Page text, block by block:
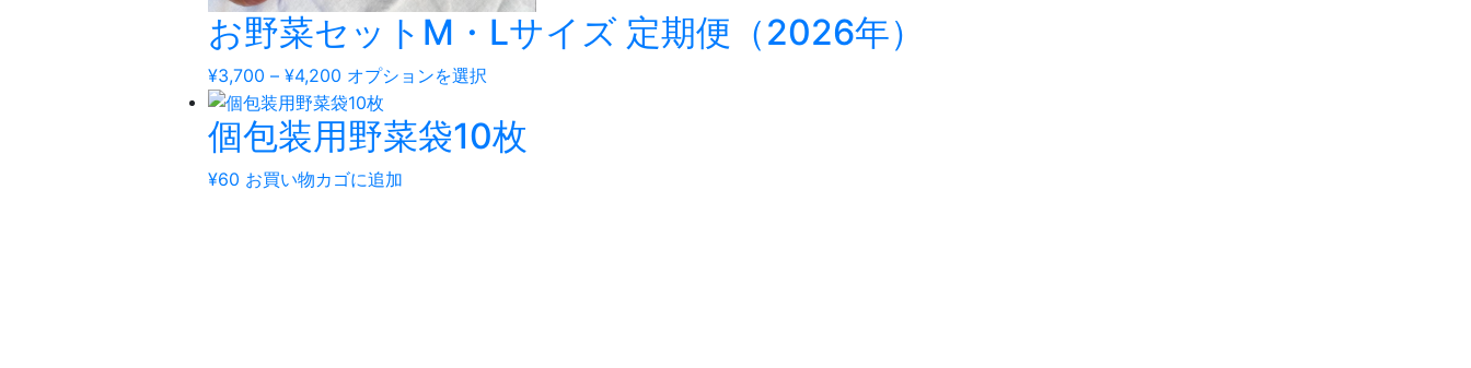
お野菜セットM・Lサイズ 定期便（2026年）
¥3,700 – ¥4,200 価
格
帯:
¥3,700
–
オプションを選択
商
品
個包装用野菜袋10枚
¥60 お買い物カゴに追加